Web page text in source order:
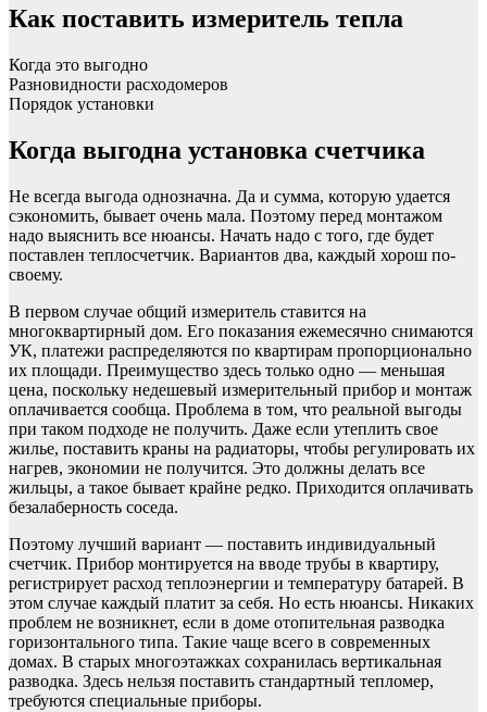
Как поставить измеритель тепла
Когда это выгодно
Разновидности расходомеров
Порядок установки
Когда выгодна установка счетчика
Не всегда выгода однозначна. Да и сумма, которую удается
сэкономить, бывает очень мала. Поэтому перед монтажом
надо выяснить все нюансы. Начать надо с того, где будет
поставлен теплосчетчик. Вариантов два, каждый хорош по-
своему.
В первом случае общий измеритель ставится на
многоквартирный дом. Его показания ежемесячно снимаются
УК, платежи распределяются по квартирам пропорционально
их площади. Преимущество здесь только одно — меньшая
цена, поскольку недешевый измерительный прибор и монтаж
оплачивается сообща. Проблема в том, что реальной выгоды
при таком подходе не получить. Даже если утеплить свое
жилье, поставить краны на радиаторы, чтобы регулировать их
нагрев, экономии не получится. Это должны делать все
жильцы, а такое бывает крайне редко. Приходится оплачивать
безалаберность соседа.
Поэтому лучший вариант — поставить индивидуальный
счетчик. Прибор монтируется на вводе трубы в квартиру,
регистрирует расход теплоэнергии и температуру батарей. В
этом случае каждый платит за себя. Но есть нюансы. Никаких
проблем не возникнет, если в доме отопительная разводка
горизонтального типа. Такие чаще всего в современных
домах. В старых многоэтажках сохранилась вертикальная
разводка. Здесь нельзя поставить стандартный тепломер,
требуются специальные приборы.